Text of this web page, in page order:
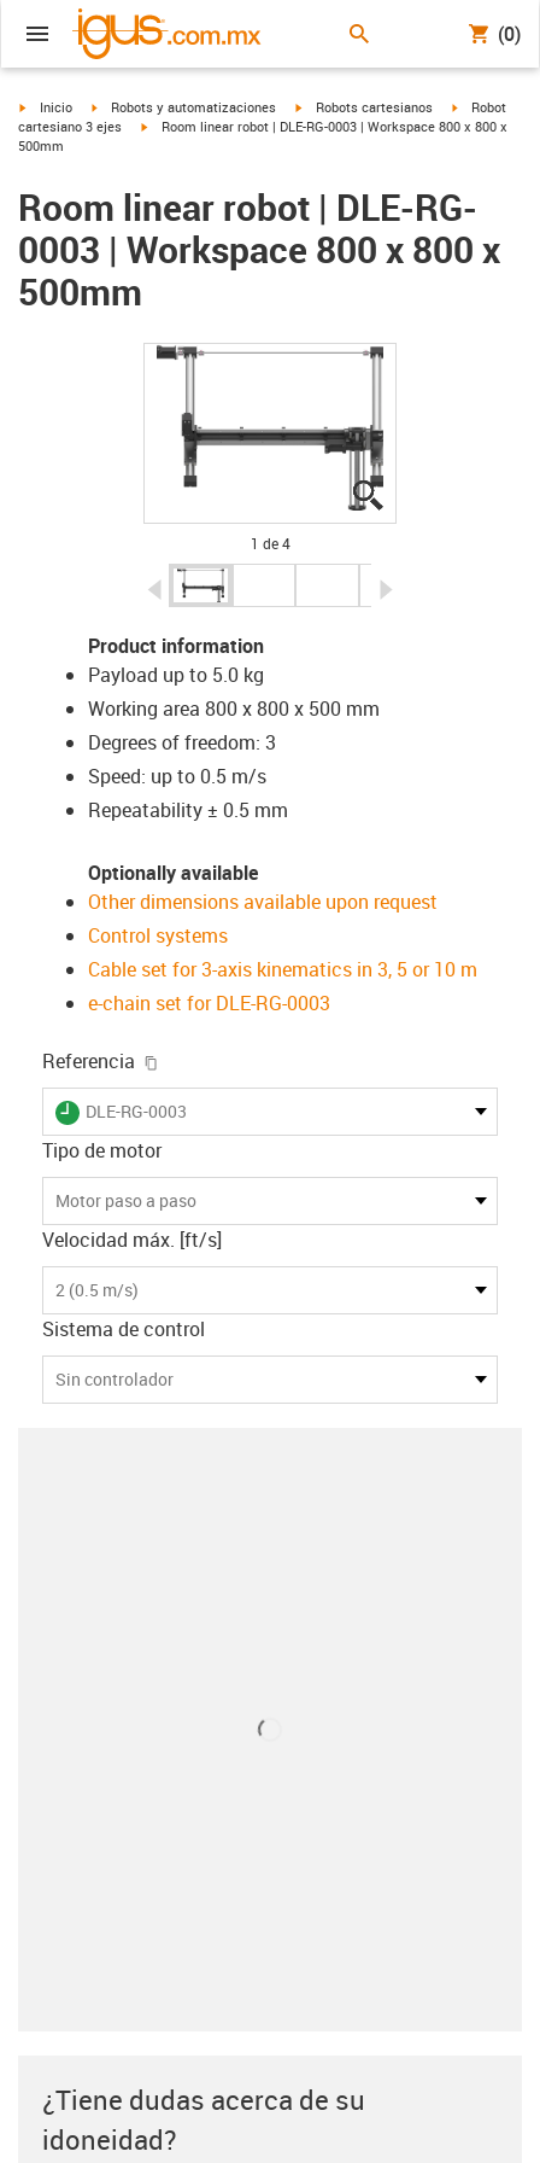
(0)
igus-icon-arrow-right
Inicio igus-icon-arrow-right
Robots y automatizaciones igus-icon-arrow-right
Robots cartesianos igus-icon-
Robot
cartesiano 3 ejes
igus-icon-arrow-right
Room linear robot | DLE-RG-0003 | Workspace 800 x 800 x
500mm
Room linear robot | DLE-RG-
0003 | Workspace 800 x 800 x
500mm
igus-icon-lupe
igus-icon-lupe
igus-icon-lupe
igus-icon-lupe
1 de 4
igus-icon-arrow-left
Product information
Payload up to 5.0 kg
Working area 800 x 800 x 500 mm
Degrees of freedom: 3
Speed: up to 0.5 m/s
Repeatability ± 0.5 mm
Optionally available
Other dimensions available upon request
Control systems
Cable set for 3-axis kinematics in 3, 5 or 10 m
e-chain set for DLE-RG-0003
Referencia
igus-icon-lieferzeit
DLE-RG-0003
Tipo de motor
Motor paso a paso
Velocidad máx. [ft/s]
2 (0.5 m/s)
Sistema de control
Sin controlador
¿Tiene dudas acerca de su
idoneidad?